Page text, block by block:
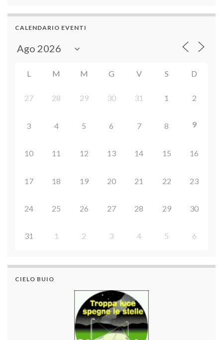
CALENDARIO EVENTI
L M M G V S D
27 28 29 30 31 1 2
3 4 5 6 7 8 9
10 11 12 13 14 15 16
17 18 19 20 21 22 23
24 25 26 27 28 29 30
31 1 2 3 4 5 6
CIELO BUIO